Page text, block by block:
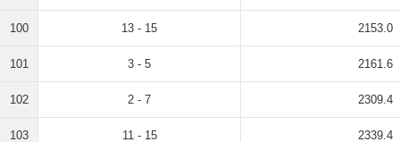
100 13 - 15 2153.0
101 3 - 5 2161.6
102 2 - 7 2309.4
103 11 - 15 2339.4